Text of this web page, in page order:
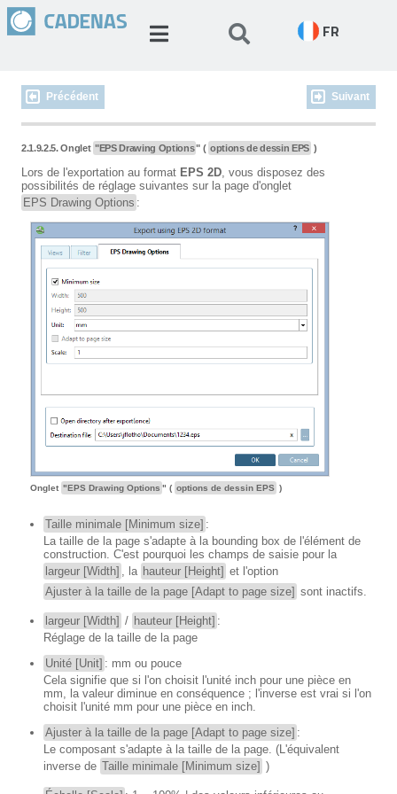
FR
Précédent Suivant
2.1.9.2.5. Onglet "EPS Drawing Options" ( options de dessin EPS )
Lors de l'exportation au format EPS 2D, vous disposez des
possibilités de réglage suivantes sur la page d'onglet
EPS Drawing Options :
Onglet "EPS Drawing Options " ( options de dessin EPS )
Taille minimale [Minimum size] :
La taille de la page s'adapte à la bounding box de l'élément de
construction. C'est pourquoi les champs de saisie pour la
largeur [Width] , la hauteur [Height] et l'option
Ajuster à la taille de la page [Adapt to page size] sont inactifs.
largeur [Width] / hauteur [Height] :
Réglage de la taille de la page
Unité [Unit] : mm ou pouce
Cela signifie que si l'on choisit l'unité inch pour une pièce en
mm, la valeur diminue en conséquence ; l'inverse est vrai si l'on
choisit l'unité mm pour une pièce en inch.
Ajuster à la taille de la page [Adapt to page size] :
Le composant s'adapte à la taille de la page. (L'équivalent
inverse de Taille minimale [Minimum size] )